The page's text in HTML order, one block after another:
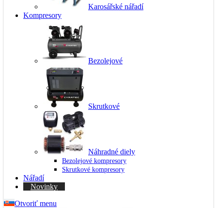
Karosářské nářadí
Kompresory
Bezolejové
Skrutkové
Náhradné diely
Bezolejové kompresory
Skrutkové kompresory
Nářadí
Novinky
Otvoriť menu